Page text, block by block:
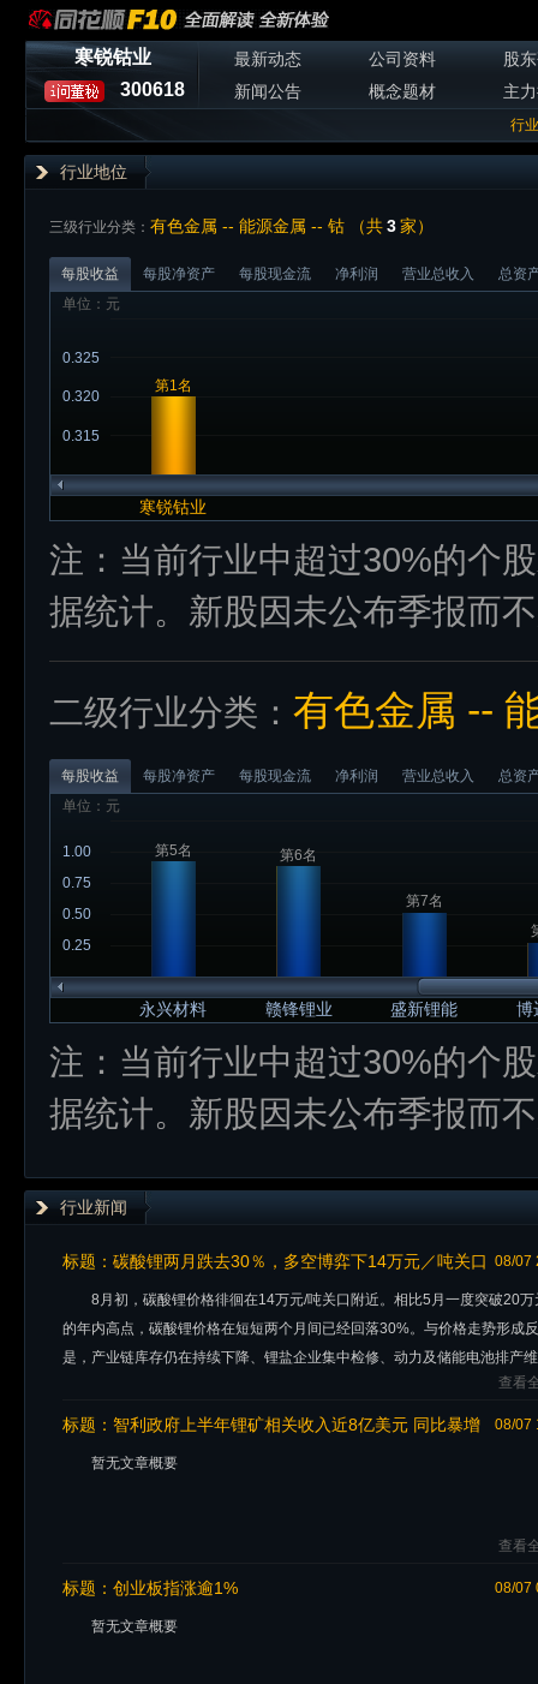
寒锐钴业
300618
最新动态 公司资料
股
新闻公告
概念题材 主
行
行业地位
三级行业分类： 有色金属 -- 能源金属 -- 钴 （共3家）
每股收益 每股净资产 每股现金流 净利润 营业总收入
总资
单位：元
寒锐钴业
0.315
0.320
0.325
第1名
注：当前行业中超过30%的个
据统计。新股因未公布季报而
二级行业分类： 有色金属 --
每股收益 每股净资产 每股现金流 净利润 营业总收入
总资
单位：元
永兴材料 赣锋锂业 盛新锂能 博
0.25
0.50
0.75
1.00 第5名 第6名
第7名
注：当前行业中超过30%的个
据统计。新股因未公布季报而
行业新闻
08/07
标题： 碳酸锂两月跌去30％，多空博弈下14万元／吨关口
8月初，碳酸锂价格徘徊在14万元/吨关口附近。相比5月一度突破20万
的年内高点，碳酸锂价格在短短两个月间已经回落30%。与价格走势形成
是，产业链库存仍在持续下降、锂盐企业集中检修、动力及储能电池排产
查看
08/07
标题： 智利政府上半年锂矿相关收入近8亿美元 同比暴增
暂无文章概要
查看
08/07
标题： 创业板指涨逾1%
暂无文章概要